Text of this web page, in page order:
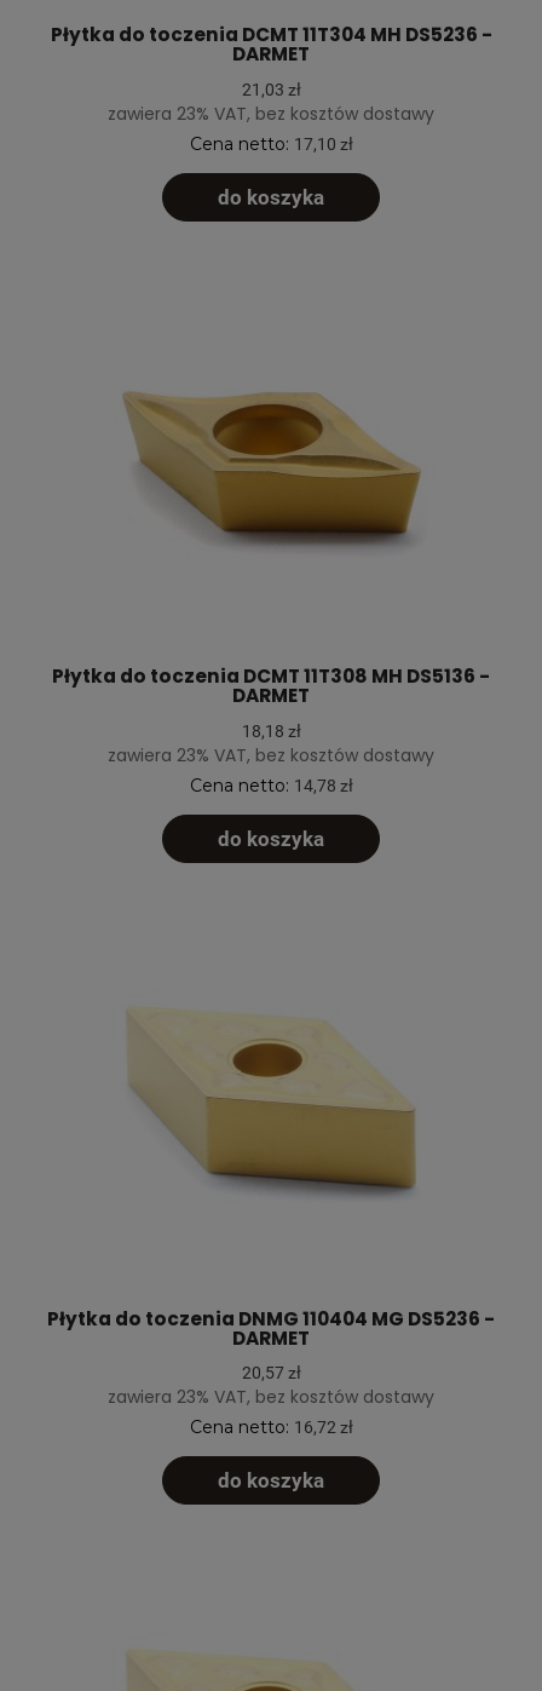
Płytka do toczenia DCMT 11T304 MH DS5236 -
DARMET
21,03 zł
zawiera 23% VAT, bez kosztów dostawy
Cena netto: 17,10 zł
do koszyka
Płytka do toczenia DCMT 11T308 MH DS5136 -
DARMET
18,18 zł
zawiera 23% VAT, bez kosztów dostawy
Cena netto: 14,78 zł
do koszyka
Płytka do toczenia DNMG 110404 MG DS5236 -
DARMET
20,57 zł
zawiera 23% VAT, bez kosztów dostawy
Cena netto: 16,72 zł
do koszyka